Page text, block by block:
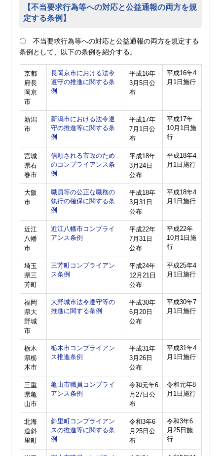
【不当要求行為等への対応と公益通報の両方を規
定する条例】
〇 不当要求行為等への対応と公益通報の両方を規定する
条例として、以下の条例を紹介する。
京都
府長
岡京
市
長岡京市における法令
遵守の推進に関する条
例
平成16年
3月5日公
布
平成16年4
月1日施行
新潟
市
新潟市における法令遵
守の推進等に関する条
例
平成17年
7月1日公
布
平成17年
10月1日施
行
宮城
県石
巻市
信頼される市政のため
のコンプライアンス条
例
平成18年
3月24日
公布
平成18年4
月1日施行
大阪
市
職員等の公正な職務の
執行の確保に関する条
例
平成18年
3月31日
公布
平成18年4
月1日施行
近江
八幡
市
近江八幡市コンプライ
アンス条例
平成22年
7月31日
公布
平成22年
10月1日施
行
埼玉
県三
芳町
三芳町コンプライアン
ス条例
平成24年
12月21日
公布
平成25年4
月1日施行
福岡
県大
野城
市
大野城市法令遵守等の
推進に関する条例
平成30年
6月20日
公布
平成30年7
月1日施行
栃木
県栃
木市
栃木市コンプライアン
ス推進条例
平成31年
3月26日
公布
平成31年4
月1日施行
三重
県亀
山市
亀山市職員コンプライ
アンス条例
令和元年6
月27日公
布
令和元年8
月1日施行
北海
道斜
里町
斜里町コンプライアン
スの推進等に関する条
例
令和3年6
月25日公
布
令和3年6
月25日施
行